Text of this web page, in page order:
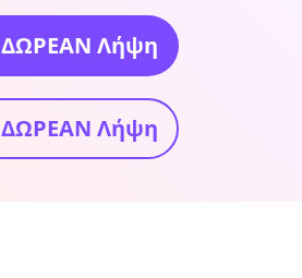
ΔΩΡΕΑΝ Λήψη
ΔΩΡΕΑΝ Λήψη